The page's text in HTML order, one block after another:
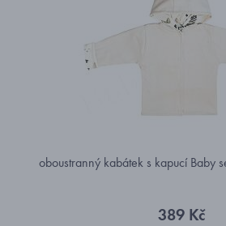
oboustranný kabátek s kapucí Baby
389 Kč